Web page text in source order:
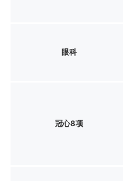
眼科
冠心8项